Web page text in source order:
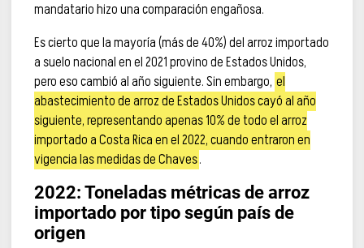
mandatario hizo una comparación engañosa.
Es cierto que la mayoría (más de 40%) del arroz importado
a suelo nacional en el 2021 provino de Estados Unidos,
pero eso cambió al año siguiente. Sin embargo, el
abastecimiento de arroz de Estados Unidos cayó al año
siguiente, representando apenas 10% de todo el arroz
importado a Costa Rica en el 2022, cuando entraron en
vigencia las medidas de Chaves.